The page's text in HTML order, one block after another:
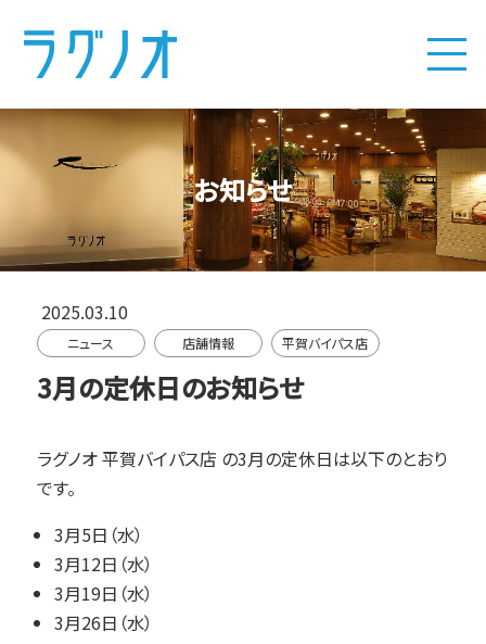
お知らせ
2025.03.10
ニュース 店舗情報 平賀バイパス店
3月の定休日のお知らせ
ラグノオ 平賀バイパス店 の3月の定休日は以下のとおり
です。
3月5日（水）
3月12日（水）
3月19日（水）
3月26日（水）